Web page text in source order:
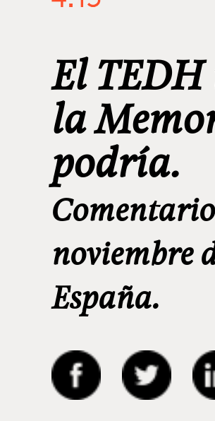
El TEDH
la
podría.
noviembre
España.